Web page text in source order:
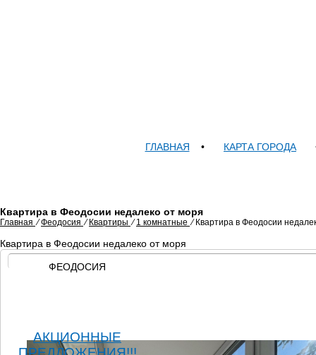
ГЛАВНАЯ • КАРТА ГОРОДА
Квартира в Феодосии недалеко от моря
Главная ⁄ Феодосия ⁄ Квартиры ⁄ 1 комнатные ⁄ Квартира в Феодосии
Квартира в Феодосии недалеко от моря
ФЕОДОСИЯ
АКЦИОННЫЕ